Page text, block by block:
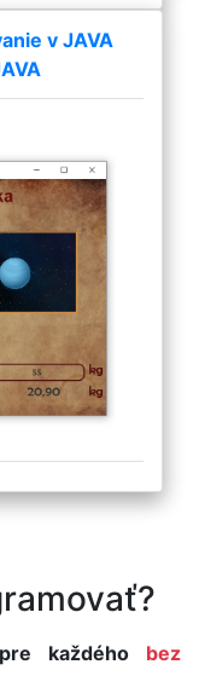
v JAVA
pre každého
bez